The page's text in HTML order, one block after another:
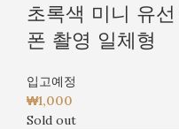
초록색 미니 유
폰 촬영 일체형
입고예정
₩1,000
Sold out